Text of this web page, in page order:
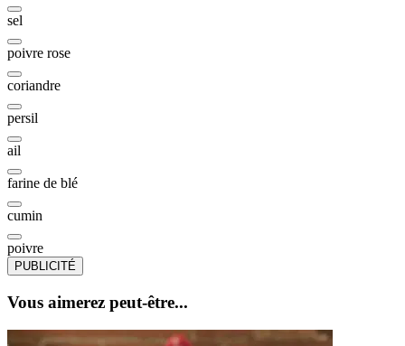
sel
poivre rose
coriandre
persil
ail
farine de blé
cumin
poivre
PUBLICITÉ
Vous aimerez peut-être...